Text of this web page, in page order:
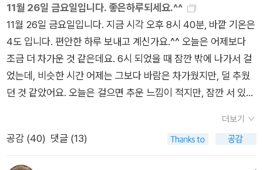
11월 26일 금요일입니다. 좋은하루되세요.^^
11월 26일 금요일입니다. 지금 시각 오후 8시 40분, 바깥 기온은
4도 입니다. 편안한 하루 보내고 계신가요.^^ 오늘은 어제보다
조금 더 차가운 것 같은데요. 6시 되었을 때 잠깐 밖에 나가서 걸
었는데, 비슷한 시간 어제는 그보다 바람은 차가웠지만, 덜 추웠
던 것 같았어요. 오늘은 걸으면 추운 느낌이 적지만, 잠깐 서 있으
니다. 오후 5시에서 6시도 이제는 해가 지고 밤 같습니다. 그래도
사람들은 많았어요. 며칠 전에 자가격리로 휴무였던 베이커리는
어제 지나가면서 보니까 영업을 하고 있었습니다. 불이 꺼진 유리
더보기
공감 (40) 댓글 (13)